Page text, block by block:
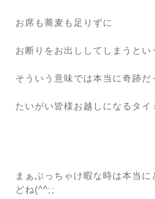
お席も蕎麦も足りずに
お断りをお出ししてしまうとい
そういう意味では本当に奇跡だ
たいがい皆様お越しになるタ
まぁぶっちゃけ暇な時は本当
どね(^^;;